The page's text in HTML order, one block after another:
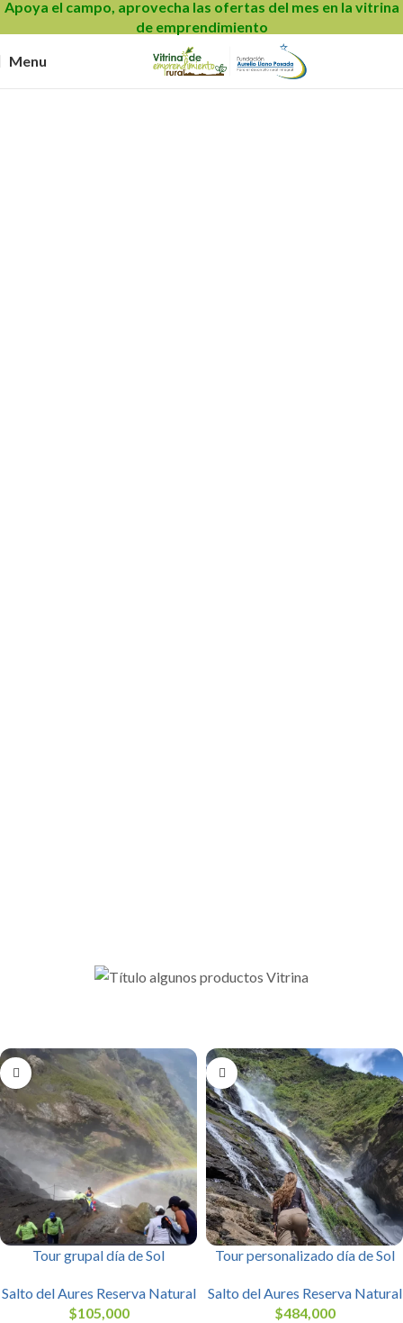
Apoya el campo, aprovecha las ofertas del mes en la vitrina
de emprendimiento
Menu
Tour grupal día de Sol
Salto del Aures Reserva Natural
$105,000
Tour personalizado día de Sol
Salto del Aures Reserva Natural
$484,000